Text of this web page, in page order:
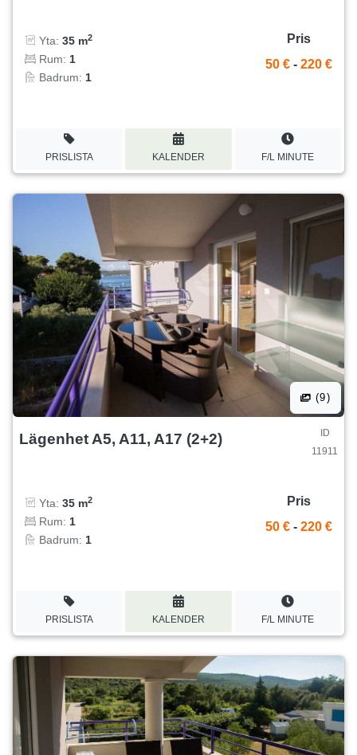
Yta: 35 m2
Rum: 1
Badrum: 1
Pris
50 € - 220 €
PRISLISTA KALENDER F/L MINUTE
(9)
Lägenhet A5, A11, A17 (2+2)
ID
11911
Yta: 35 m2
Rum: 1
Badrum: 1
Pris
50 € - 220 €
PRISLISTA KALENDER F/L MINUTE